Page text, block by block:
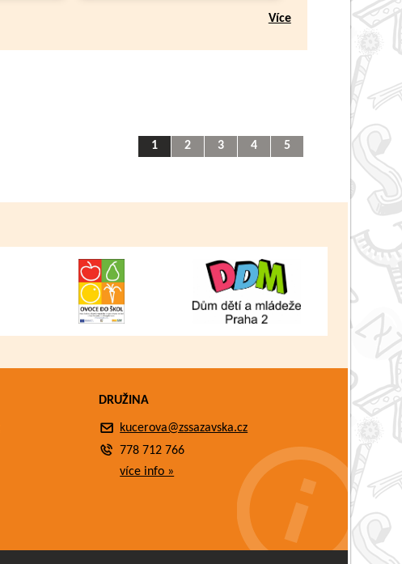
Více
1 2 3 4 5
DRUŽINA
kucerova@zssazavska.cz
778 712 766
více info »